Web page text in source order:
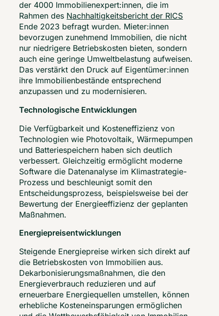
der 4000 Immobilienexpert:innen, die im
Rahmen des Nachhaltigkeitsbericht der RICS
Ende 2023 befragt wurden. Mieter:innen
bevorzugen zunehmend Immobilien, die nicht
nur niedrigere Betriebskosten bieten, sondern
auch eine geringe Umweltbelastung aufweisen.
Das verstärkt den Druck auf Eigentümer:innen
ihre Immobilienbestände entsprechend
anzupassen und zu modernisieren.
Technologische Entwicklungen
Die Verfügbarkeit und Kosteneffizienz von
Technologien wie Photovoltaik, Wärmepumpen
und Batteriespeichern haben sich deutlich
verbessert. Gleichzeitig ermöglicht moderne
Software die Datenanalyse im Klimastrategie-
Prozess und beschleunigt somit den
Entscheidungsprozess, beispielsweise bei der
Bewertung der Energieeffizienz der geplanten
Maßnahmen.
Energiepreisentwicklungen
Steigende Energiepreise wirken sich direkt auf
die Betriebskosten von Immobilien aus.
Dekarbonisierungsmaßnahmen, die den
Energieverbrauch reduzieren und auf
erneuerbare Energiequellen umstellen, können
erhebliche Kosteneinsparungen ermöglichen